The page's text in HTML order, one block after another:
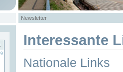
Newsletter
Interessante
Nationale Links